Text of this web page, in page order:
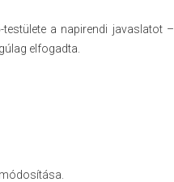
a napirendi javaslatot –
elfogadta.